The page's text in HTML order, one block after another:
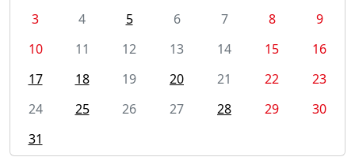
3
4 5 6 7 8
9
10
11 12 13 14 15
16
17
18 19 20 21 22
23
24
25 26 27 28 29
30
31